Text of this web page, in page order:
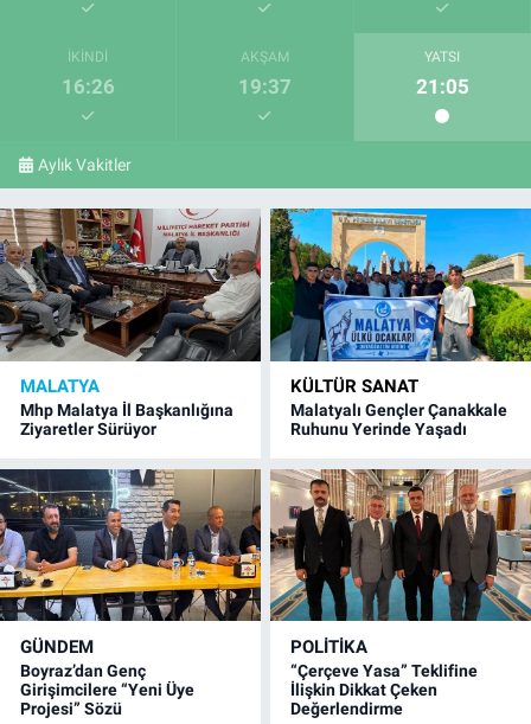
İKINDI
16:26
AKŞAM
19:37
YATSI
21:05
Aylık Vakitler
MALATYA
Mhp Malatya İl Başkanlığına
Ziyaretler Sürüyor
KÜLTÜR SANAT
Malatyalı Gençler Çanakkale
Ruhunu Yerinde Yaşadı
GÜNDEM
Boyraz’dan Genç
Girişimcilere “Yeni Üye
Projesi” Sözü
POLITIKA
“Çerçeve Yasa” Teklifine
İlişkin Dikkat Çeken
Değerlendirme